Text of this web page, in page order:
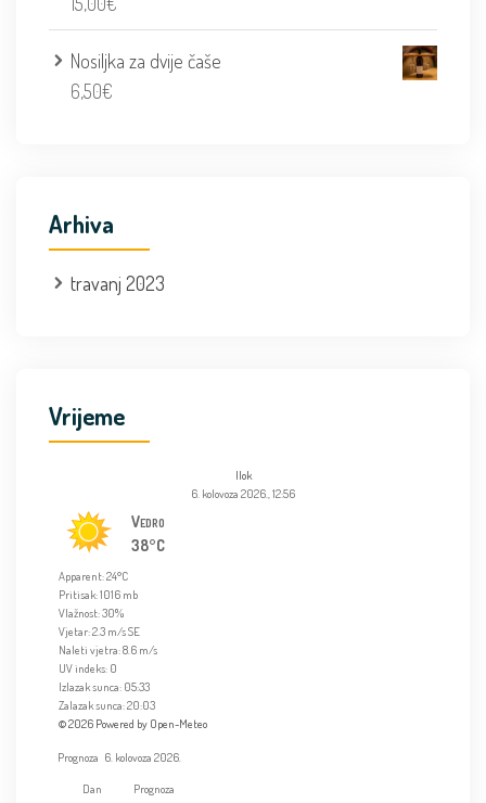
Nosiljka za dvije čaše
6,50€
Arhiva
travanj 2023
Vrijeme
Ilok
6. kolovoza 2026., 12:56
Vedro
38°C
Apparent: 24°C
Pritisak: 1016 mb
Vlažnost: 30%
Vjetar: 2.3 m/s SE
Naleti vjetra: 8.6 m/s
UV indeks: 0
Izlazak sunca: 05:33
Zalazak sunca: 20:03
© 2026 Powered by Open-Meteo
Prognoza 6. kolovoza 2026.
Dan
Prognoza